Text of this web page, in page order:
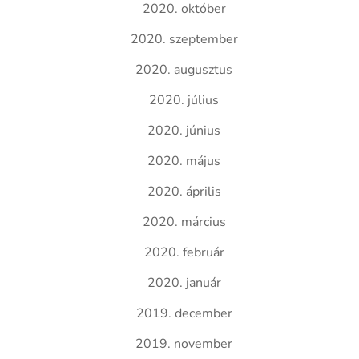
2020. október
2020. szeptember
2020. augusztus
2020. július
2020. június
2020. május
2020. április
2020. március
2020. február
2020. január
2019. december
2019. november